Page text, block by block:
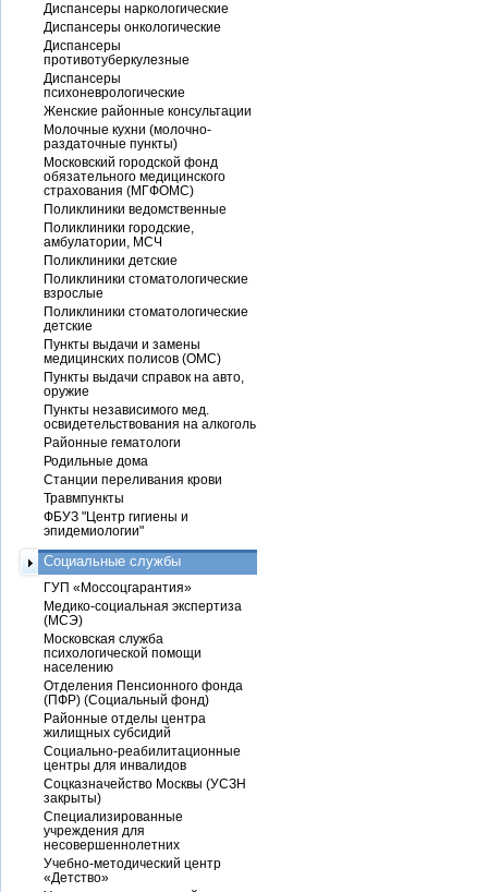
Диспансеры наркологические
Диспансеры онкологические
Диспансеры
противотуберкулезные
Диспансеры
психоневрологические
Женские районные консультации
Молочные кухни (молочно-
раздаточные пункты)
Московский городской фонд
обязательного медицинского
страхования (МГФОМС)
Поликлиники ведомственные
Поликлиники городские,
амбулатории, МСЧ
Поликлиники детские
Поликлиники стоматологические
взрослые
Поликлиники стоматологические
детские
Пункты выдачи и замены
медицинских полисов (ОМС)
Пункты выдачи справок на авто,
оружие
Пункты независимого мед.
освидетельствования на алкоголь
Районные гематологи
Родильные дома
Станции переливания крови
Травмпункты
ФБУЗ "Центр гигиены и
эпидемиологии"
Социальные службы
ГУП «Моссоцгарантия»
Медико-социальная экспертиза
(МСЭ)
Московская служба
психологической помощи
населению
Отделения Пенсионного фонда
(ПФР) (Социальный фонд)
Районные отделы центра
жилищных субсидий
Социально-реабилитационные
центры для инвалидов
Соцказначейство Москвы (УСЗН
закрыты)
Специализированные
учреждения для
несовершеннолетних
Учебно-методический центр
«Детство»